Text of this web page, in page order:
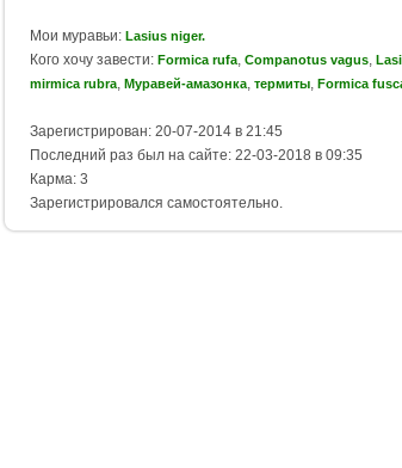
Мои муравьи: Lasius niger.
Кого хочу завести: Formica rufa, Companotus vagus,
mirmica rubra, Муравей-амазонка, термиты, Formica
Зарегистрирован: 20-07-2014 в 21:45
Последний раз был на сайте: 22-03-2018 в 09:35
Карма: 3
Зарегистрировался самостоятельно.